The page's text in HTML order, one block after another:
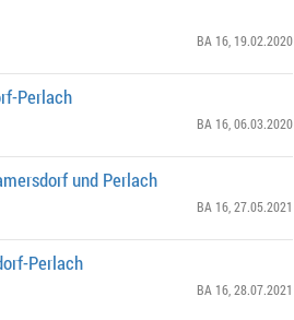
BA 16, 19.02.2020
Perlach
BA 16, 06.03.2020
und Perlach
BA 16, 27.05.2021
Perlach
BA 16, 28.07.2021